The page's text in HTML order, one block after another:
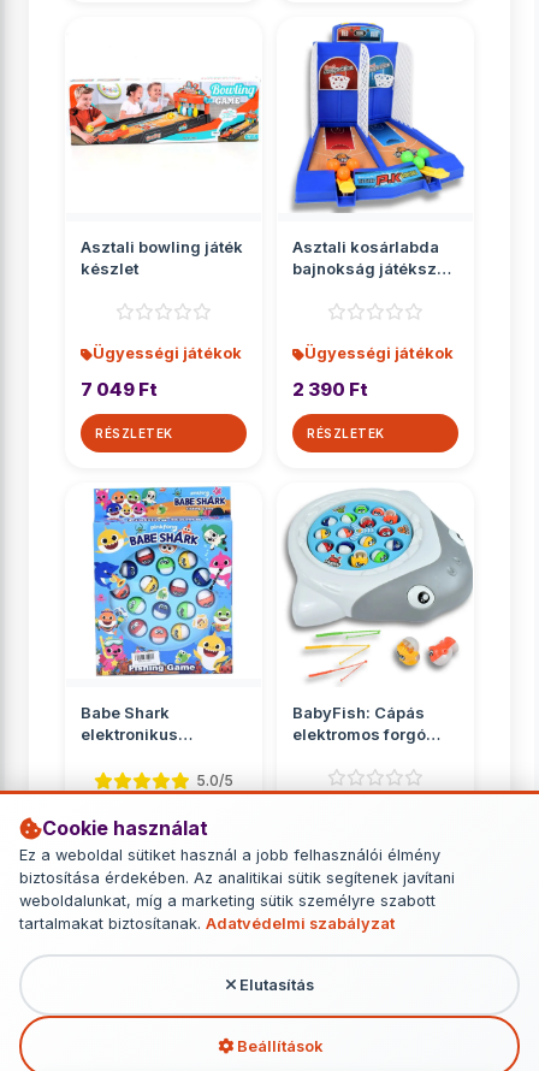
Cookie használat
Ez a weboldal sütiket használ a jobb felhasználói élmény
biztosítása érdekében. Az analitikai sütik segítenek javítani
weboldalunkat, míg a marketing sütik személyre szabott
tartalmakat biztosítanak. Adatvédelmi szabályzat
Elutasítás
Beállítások
Asztali bowling játék
készlet
Ügyességi játékok
7 049 Ft
RÉSZLETEK
Asztali kosárlabda
bajnokság játékszett
Ügyességi játékok
2 390 Ft
RÉSZLETEK
Babe Shark
elektronikus
5.0/5
Ügyességi játékok
3 090 Ft
RÉSZLETEK
BabyFish: Cápás
elektromos forgó
hanggal
5 290 Ft
RÉSZLETEK
További termékek - Ügyességi játékok